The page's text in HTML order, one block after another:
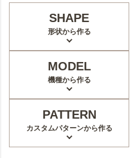
SHAPE
形状から作る
MODEL
機種から作る
PATTERN
カスタムパターンから作る